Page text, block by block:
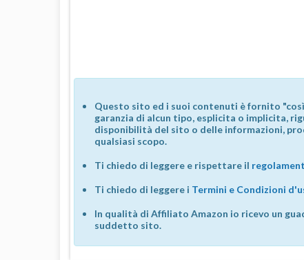
Questo sito ed i suoi contenuti è fornito
garanzia di alcun tipo, esplicita o implicita,
disponibilità del sito o delle informazioni,
qualsiasi scopo.
Ti chiedo di leggere e rispettare il
Ti chiedo di leggere i Termini e Condizioni
In qualità di Affiliato Amazon io ricevo un
suddetto sito.